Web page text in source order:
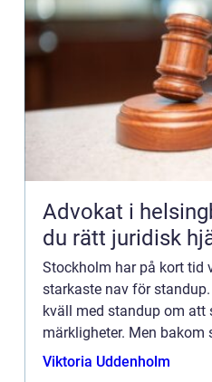
Advokat i helsingborg
du rätt juridisk
Stockholm har på kort tid
starkaste nav för
kväll med standup om att
märkligheter. Men bakom
kultur: klubbar, k...
Viktoria Uddenholm